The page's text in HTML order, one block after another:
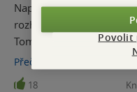
Naprosto skvělá kniha
rozhovorů o duševním
Tomáš Kvapilík (nejen)
o duševním zdraví a dal
já sama snažit
Přečíst
18
Povolit